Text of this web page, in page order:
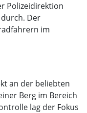
Polizeidirektion
Der
im
an der beliebten
Berg im Bereich
lag der Fokus